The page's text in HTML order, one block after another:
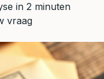
in 2 minuten
vraag